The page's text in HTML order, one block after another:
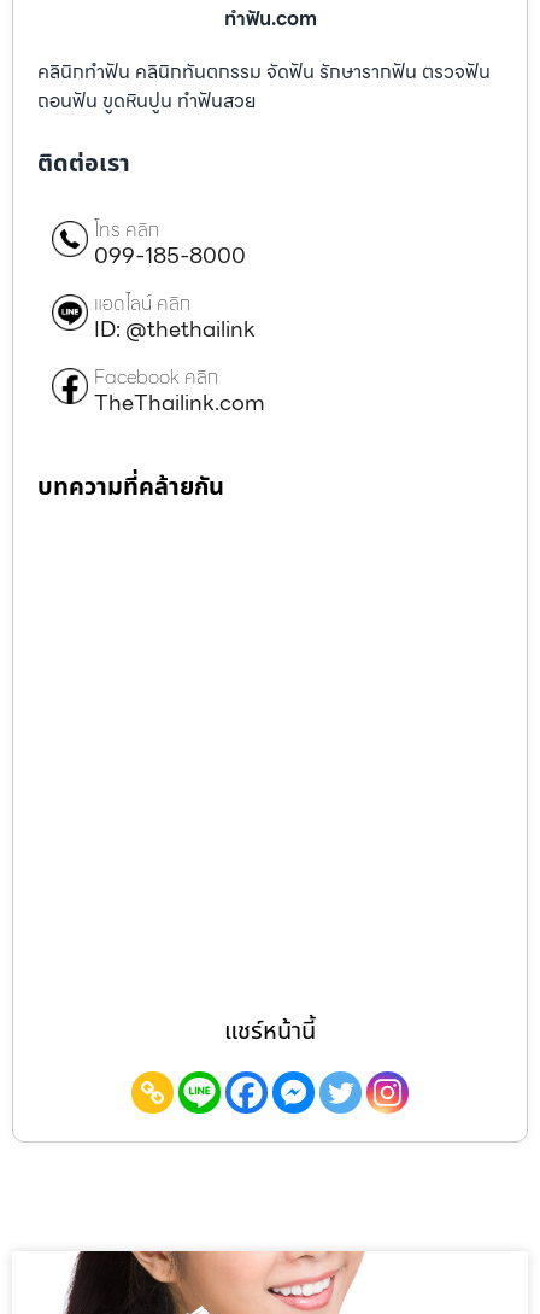
ทําฟัน.com
คลินิกทำฟัน คลินิกทันตกรรม จัดฟัน รักษารากฟัน ตรวจฟัน
ถอนฟัน ขูดหินปูน ทำฟันสวย
ติดต่อเรา
โทร คลิก
099-185-8000
แอดไลน์ คลิก
ID: @thethailink
Facebook คลิก
TheThailink.com
บทความที่คล้ายกัน
แชร์หน้านี้